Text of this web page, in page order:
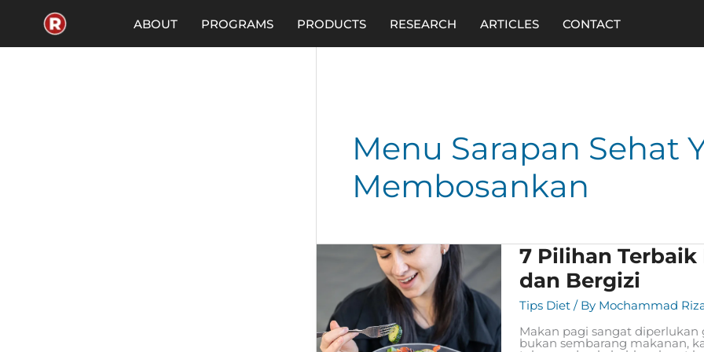
content ABOUT PROGRAMS PRODUCTS RESEARCH ARTICLES CONTACT
Menu Sarapan Sehat
Membosankan
7 Pilihan Terbaik
dan Bergizi
Tips Diet/ By Mochammad
Makan pagi sangat
bukan sembarang makanan,
7
Pilihan
Terbaik
Menu
Pagi
Sehat
dan